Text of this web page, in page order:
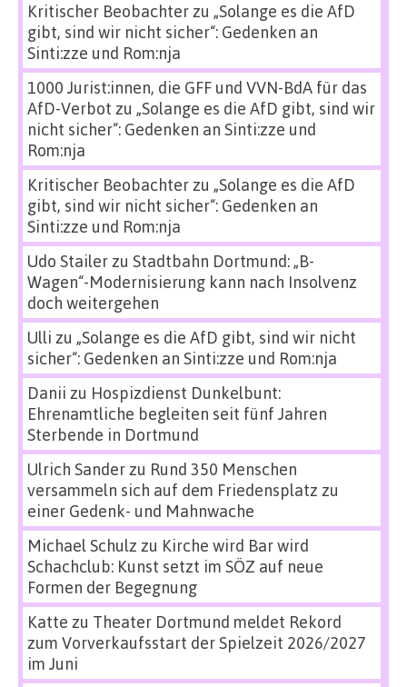
Kritischer Beobachterzu „Solange es die AfD
gibt, sind wir nicht sicher“: Gedenken an
Sinti:zze und Rom:nja
1000 Jurist:innen, die GFF und VVN-BdA für das
AfD-Verbot zu „Solange es die AfD gibt, sind wir
nicht sicher“: Gedenken an Sinti:zze und
Rom:nja
Kritischer Beobachterzu „Solange es die AfD
gibt, sind wir nicht sicher“: Gedenken an
Sinti:zze und Rom:nja
Udo Stailerzu Stadtbahn Dortmund: „B-
Wagen“-Modernisierung kann nach Insolvenz
doch weitergehen
Ulli zu „Solange es die AfD gibt, sind wir nicht
sicher“: Gedenken an Sinti:zze und Rom:nja
Danii zu Hospizdienst Dunkelbunt:
Ehrenamtliche begleiten seit fünf Jahren
Sterbende in Dortmund
Ulrich Sanderzu Rund 350 Menschen
versammeln sich auf dem Friedensplatz zu
einer Gedenk- und Mahnwache
Michael Schulz zu Kirche wird Bar wird
Schachclub: Kunst setzt im SÖZ auf neue
Formen der Begegnung
Katte zu Theater Dortmund meldet Rekord
zum Vorverkaufsstart der Spielzeit 2026/2027
im Juni